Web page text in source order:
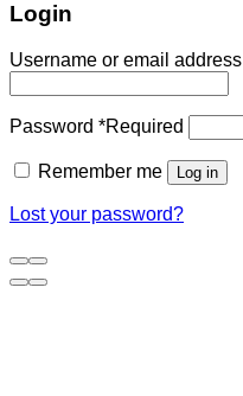
Login
Username or email address
Password *Required
Remember me Log in
Lost your password?